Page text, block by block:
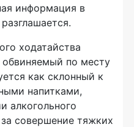
информация в
ходатайства
обвиняемый по месту
как склонный к
напитками,
алкогольного
совершение тяжких